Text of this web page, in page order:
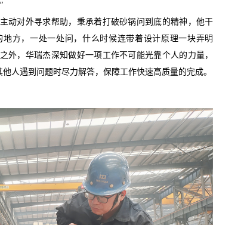
动对外寻求帮助，秉承着打破砂锅问到底的精神，他干
方，一处一处问，什么时候连带着设计原理一块弄明
外，华瑞杰深知做好一项工作不可能光靠个人的力量，
人遇到问题时尽力解答，保障工作快速高质量的完成。